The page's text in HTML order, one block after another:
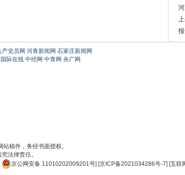
产党员网 河青新闻网 石家庄新闻网
国际在线 中经网 中青网 央广网
稿件，务经书面授权。
法律责任。
京公网安备 11010202009201号] [京ICP备2021034286号-7] [互联